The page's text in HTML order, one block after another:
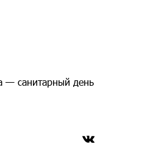
— санитарный день
ВКонтакте